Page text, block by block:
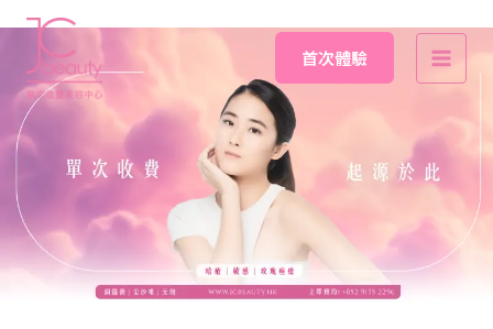
Skip
content
首次體驗
Main